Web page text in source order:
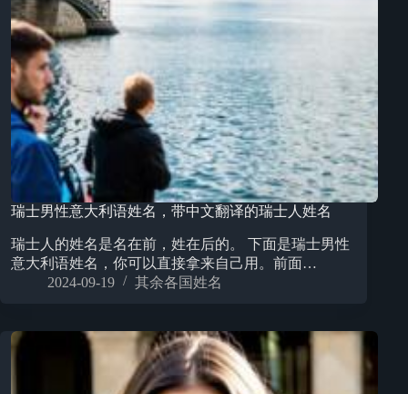
瑞士男性意大利语姓名，带中文翻译的瑞士人姓名
瑞士人的姓名是名在前，姓在后的。 下面是瑞士男性
意大利语姓名，你可以直接拿来自己用。前面…
2024-09-19
其余各国姓名